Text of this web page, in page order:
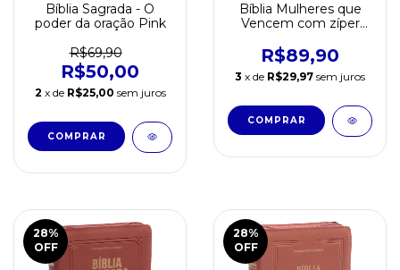
Bíblia Sagrada - O
poder da oração Pink
R$69,90
R$50,00
2 x de R$25,00 sem juros
Bíblia Mulheres que
Vencem com zíper
R$89,90
3 x de R$29,97 sem juros
28%
OFF
28%
OFF